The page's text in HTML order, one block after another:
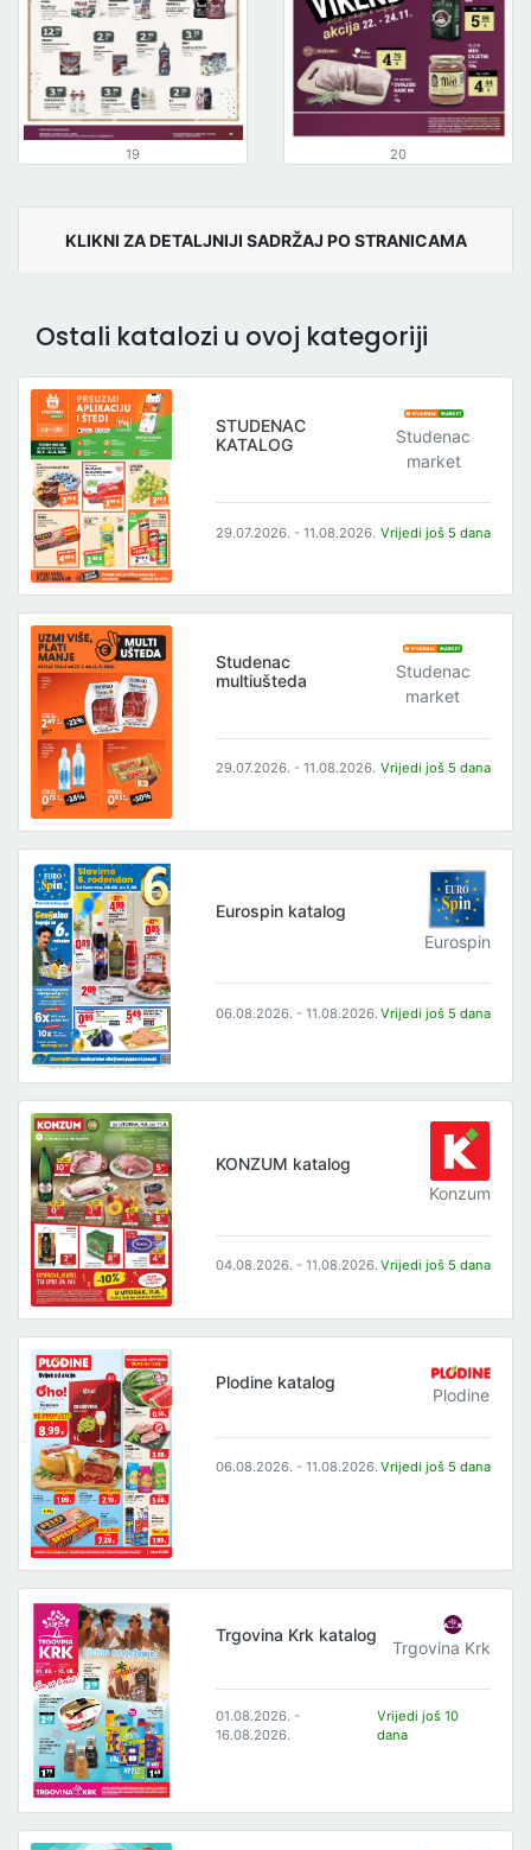
19 20
KLIKNI ZA DETALJNIJI SADRŽAJ PO STRANICAMA
Ostali katalozi u ovoj kategoriji
STUDENAC
KATALOG
Studenac
market
29.07.2026. - 11.08.2026. Vrijedi još 5 dana
Studenac
multiušteda
Studenac
market
29.07.2026. - 11.08.2026. Vrijedi još 5 dana
Eurospin katalog
Eurospin
06.08.2026. - 11.08.2026. Vrijedi još 5 dana
KONZUM katalog
Konzum
04.08.2026. - 11.08.2026. Vrijedi još 5 dana
Plodine katalog
Plodine
06.08.2026. - 11.08.2026. Vrijedi još 5 dana
Trgovina Krk katalog
Trgovina Krk
01.08.2026. -
16.08.2026.
Vrijedi još 10
dana